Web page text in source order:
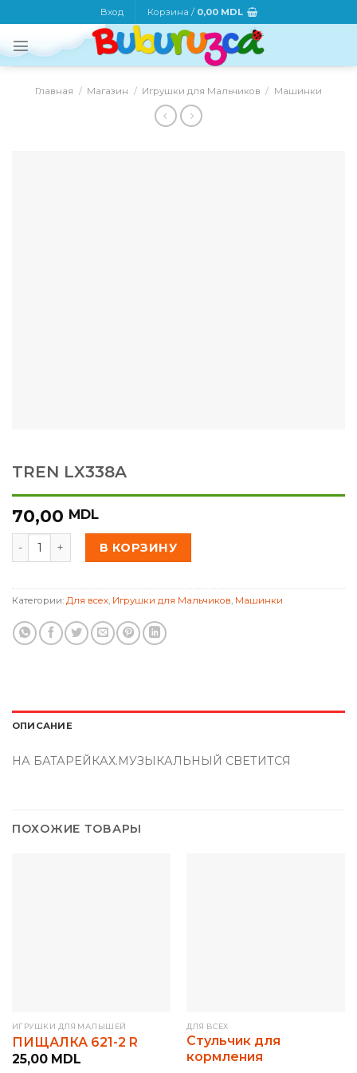
to
content
Вход Корзина / 0,00 MDL
Главная / Магазин / Игрушки для Мальчиков / Машинки
TREN LX338A
70,00 MDL
Количество товара TREN LX338A
В КОРЗИНУ
Категории: Для всех, Игрушки для Мальчиков, Машинки
ОПИСАНИЕ
НА БАТАРЕЙКАХ.МУЗЫКАЛЬНЫЙ СВЕТИТСЯ
ПОХОЖИЕ ТОВАРЫ
ИГРУШКИ ДЛЯ МАЛЫШЕЙ
ПИЩАЛКА 621-2 R
25,00 MDL
ДЛЯ ВСЕХ
Стульчик для
кормления